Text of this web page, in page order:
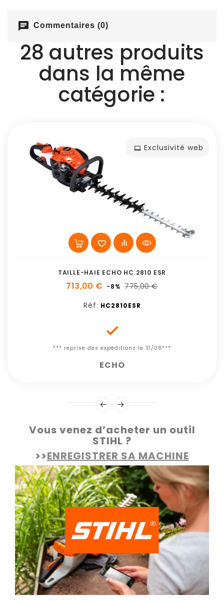
chat Commentaires (0)
28 autres produits
dans la même
catégorie :
Exclusivité web
TAILLE-HAIE ECHO HC 2810 ESR
713,00 € -8% 775,00 €
Réf: HC2810ESR

*** reprise des expéditions le 31/08***
ECHO
Vous venez d’acheter un outil
STIHL ?
>>ENREGISTRER SA MACHINE